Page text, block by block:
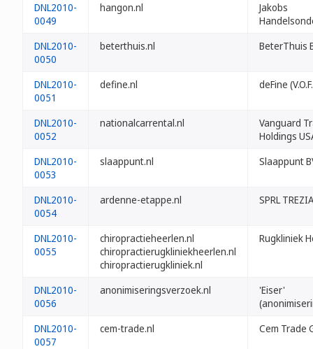
DNL2010-
0049
hangon.nl
Jakobs
DNL2010-
0050
beterthuis.nl BeterThuis
DNL2010-
0051
define.nl deFine
DNL2010-
0052
nationalcarrental.nl
Vanguard
Holdings
DNL2010-
0053
slaappunt.nl Slaappunt
DNL2010-
0054
ardenne-etappe.nl SPRL TREZIA
DNL2010-
0055
chiropractieheerlen.nl
chiropractierugkliniekheerlen.nl
chiropractierugkliniek.nl
Rugkliniek
DNL2010-
0056
anonimiseringsverzoek.nl
'Eiser'
DNL2010-
0057
cem-trade.nl Cem Trade